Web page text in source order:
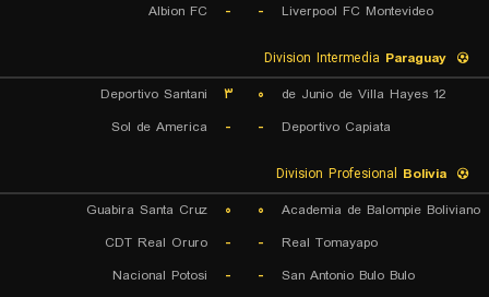
Liverpool FC Montevideo
-
-
Albion FC
Paraguay
12 de Junio de Villa Hayes
۰ ۳
Deportivo Santani
Deportivo Capiata
-
-
Sol de America
Bolivia
Academia de Balompie Boliviano
۰ ۰
Guabira Santa Cruz
Real Tomayapo
-
-
CDT Real Oruro
San Antonio Bulo Bulo
-
-
Nacional Potosi